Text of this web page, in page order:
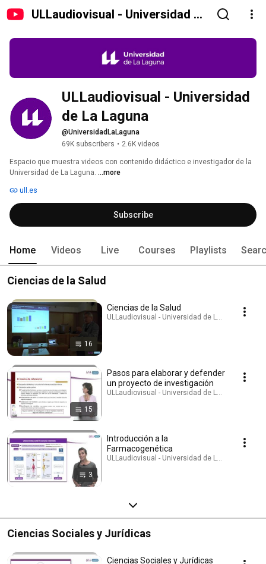
ULLaudiovisual - Universidad de
ULLaudiovisual - Universidad
de La Laguna
@UniversidadLaLaguna
69K subscribers • 2.6K videos
Espacio que muestra videos con contenido didáctico e investigador de la
Universidad de La Laguna. ...more
ull.es
Subscribe
Home Videos Live Courses Playlists
Ciencias de la Salud
16
Ciencias de la Salud
ULLaudiovisual - Universidad de La Laguna ·
15
Pasos para elaborar y defender
un proyecto de investigación
ULLaudiovisual - Universidad de La Laguna ·
3
Introducción a la
Farmacogenética
ULLaudiovisual - Universidad de La Laguna ·
Ciencias Sociales y Jurídicas
Ciencias Sociales y Jurídicas